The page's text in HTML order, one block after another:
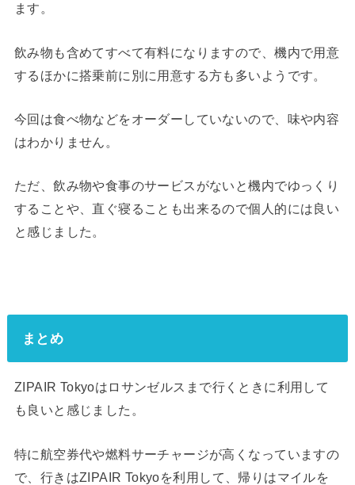
ます。
飲み物も含めてすべて有料になりますので、機内で用意
するほかに搭乗前に別に用意する方も多いようです。
今回は食べ物などをオーダーしていないので、味や内容
はわかりません。
ただ、飲み物や食事のサービスがないと機内でゆっくり
することや、直ぐ寝ることも出来るので個人的には良い
と感じました。
まとめ
ZIPAIR Tokyoはロサンゼルスまで行くときに利用して
も良いと感じました。
特に航空券代や燃料サーチャージが高くなっていますの
で、行きはZIPAIR Tokyoを利用して、帰りはマイルを